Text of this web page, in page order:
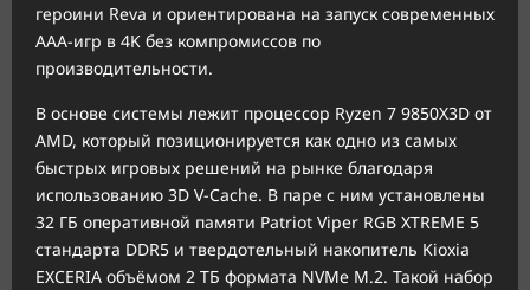
героини Reva и ориентирована на запуск современных
AAA-игр в 4K без компромиссов по
производительности.
В основе системы лежит процессор Ryzen 7 9850X3D от
AMD, который позиционируется как одно из самых
быстрых игровых решений на рынке благодаря
использованию 3D V-Cache. В паре с ним установлены
32 ГБ оперативной памяти Patriot Viper RGB XTREME 5
стандарта DDR5 и твердотельный накопитель Kioxia
EXCERIA объёмом 2 ТБ формата NVMe M.2. Такой набор